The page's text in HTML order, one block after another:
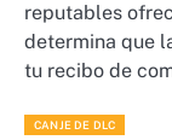
reputables
determina que
tu recibo de
CANJE DE DLC